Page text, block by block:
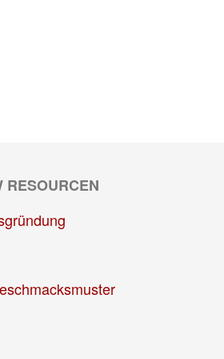
RESOURCEN